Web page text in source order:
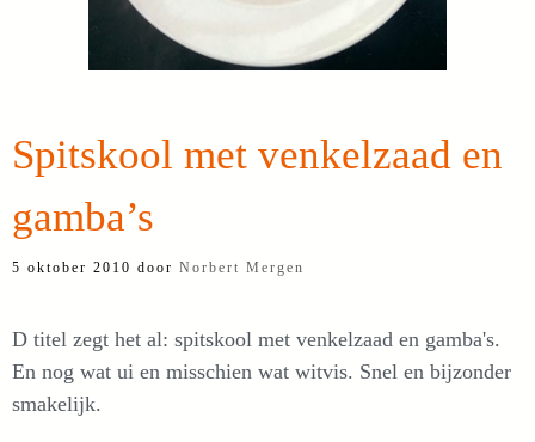
Spitskool met venkelzaad en
gamba’s
5 oktober 2010 door Norbert Mergen
D titel zegt het al: spitskool met venkelzaad en gamba's.
En nog wat ui en misschien wat witvis. Snel en bijzonder
smakelijk.